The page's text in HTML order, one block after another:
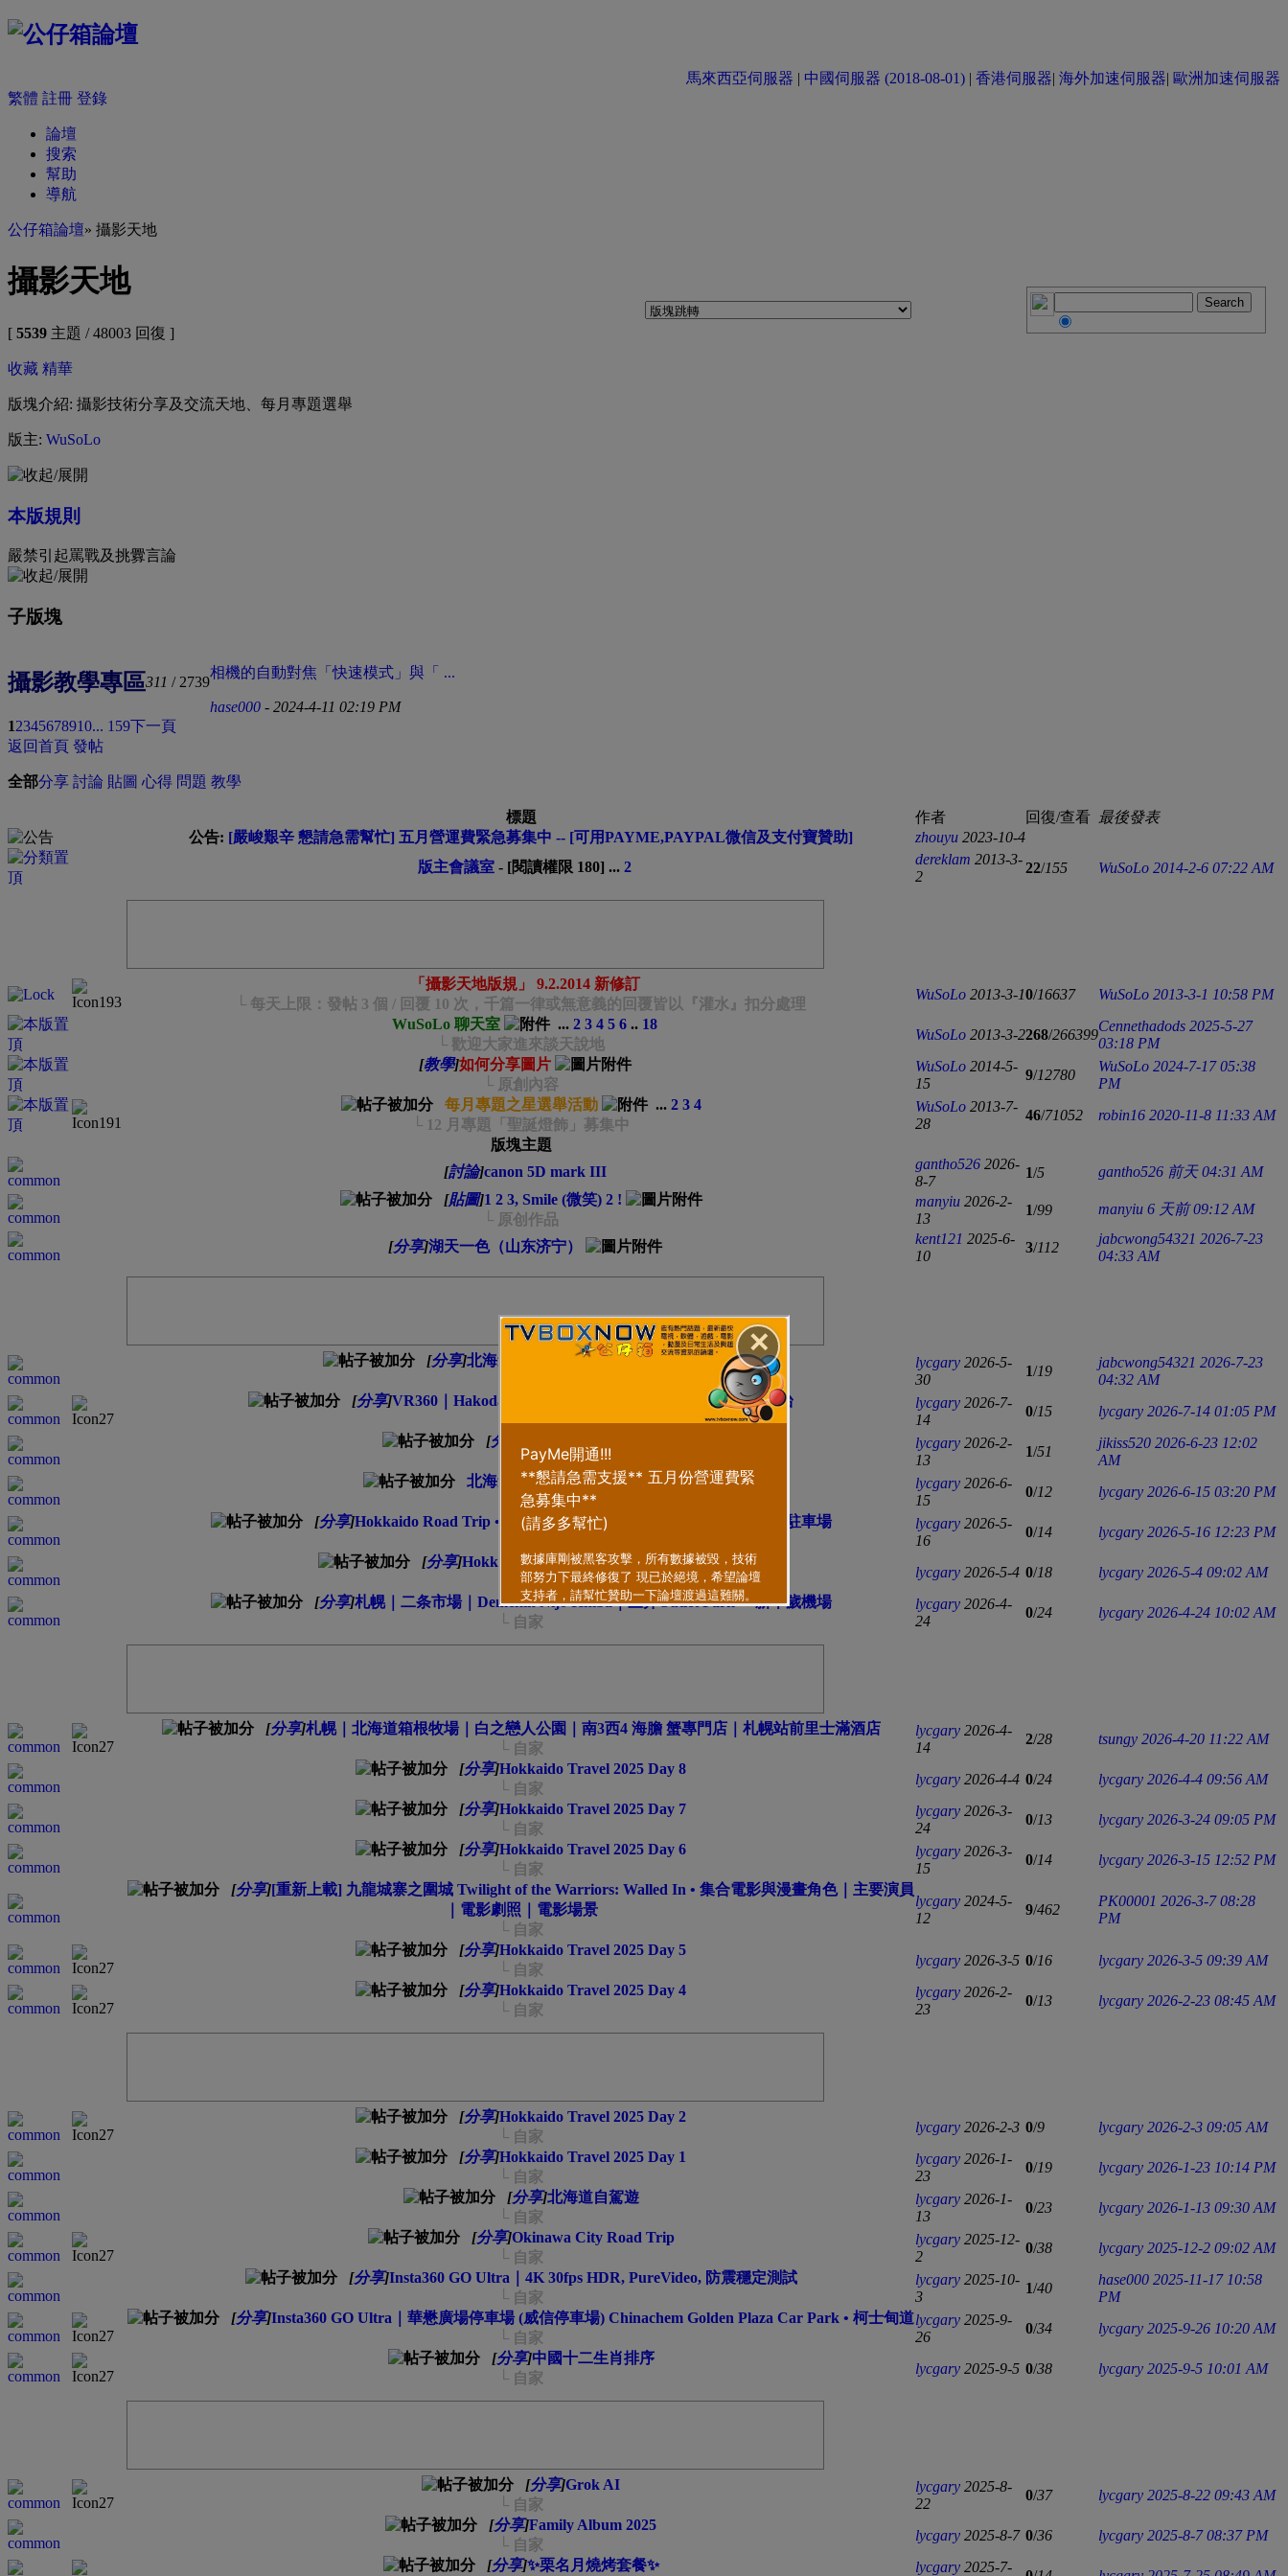
✕
馬來西亞伺服器 | 中國伺服器 (2018-08-01) | 香港伺服器| 海外加速伺服器| 歐洲加速伺服器
繁體 註冊 登錄
論壇
搜索
幫助
導航
公仔箱論壇» 攝影天地
攝影天地
[ 5539 主題 / 48003 回復 ]
收藏 精華
版塊介紹: 攝影技術分享及交流天地、每月專題選舉
版主: WuSoLo
本版規則
嚴禁引起罵戰及挑釁言論
子版塊
攝影教學專區311 / 2739
相機的自動對焦「快速模式」與「 ...
hase000 - 2024-4-11 02:19 PM
12345678910... 159下一頁
返回首頁 發帖
全部分享 討論 貼圖 心得 問題 教學
標題 作者 回復/查看 最後發表
公告: [嚴峻艱辛 懇請急需幫忙] 五月營運費緊急募集中 -- [可用PAYME,PAYPAL微信及支付寶贊助] zhouyu 2023-10-4
版主會議室 - [閱讀權限 180] ... 2 dereklam 2013-3-
2
22/155 WuSoLo 2014-2-6 07:22 AM
「攝影天地版規」 9.2.2014 新修訂
└ 每天上限：發帖 3 個 / 回覆 10 次，千篇一律或無意義的回覆皆以『灌水』扣分處理
WuSoLo 2013-3-10/16637 WuSoLo 2013-3-1 10:58 PM
WuSoLo 聊天室
... 2 3 4 5 6 .. 18
└ 歡迎大家進來談天說地
WuSoLo 2013-3-2268/266399
Cennethadods 2025-5-27
03:18 PM
[教學]如何分享圖片
└ 原創內容
WuSoLo 2014-5-
15
9/12780
WuSoLo 2024-7-17 05:38
PM
每月專題之星選舉活動
... 2 3 4
└ 12 月專題「聖誕燈飾」募集中
WuSoLo 2013-7-
28
46/71052 robin16 2020-11-8 11:33 AM
版塊主題
[討論]canon 5D mark III gantho526 2026-
8-7
1/5 gantho526 前天 04:31 AM
[貼圖]1 2 3, Smile (微笑) 2 !
└ 原创作品
manyiu 2026-2-
13
1/99 manyiu 6 天前 09:12 AM
[分享]湖天一色（山东济宁） kent121 2025-6-
10
3/112
jabcwong54321 2026-7-23
04:33 AM
[分享]北海道自駕遊｜114km 2小·時代0分鐘
lycgary 2026-5-
30
1/19
jabcwong54321 2026-7-23
04:32 AM
[分享]VR360｜Hakodate Night View 函館山の夜景 • 函館山觀景台
└ 自家
lycgary 2026-7-
14
0/15 lycgary 2026-7-14 01:05 PM
[分享
└ 自家
lycgary 2026-2-
13
1/51
jikiss520 2026-6-23 12:02
AM
北海道自駕遊 168km 3小時長駕
└ 自家
lycgary 2026-6-
15
0/12 lycgary 2026-6-15 03:20 PM
[分享]Hokkaido Road Trip • Y's Hotel 旭川站前 ➡ 旭山動物園正門第二駐車場
lycgary 2026-5-
16
0/14 lycgary 2026-5-16 12:23 PM
[分享]Hokkaido Travel 2025 behind the scenes
└ 自家
lycgary 2026-5-4 0/18 lycgary 2026-5-4 09:02 AM
[分享]札幌｜二条市場｜Demekin Nijo Ichiba｜三井Outlet Park ➡ 新千歲機場
└ 自家
lycgary 2026-4-
24
0/24 lycgary 2026-4-24 10:02 AM
[分享]札幌｜北海道箱根牧場｜白之戀人公園｜南3西4 海膽 蟹專門店｜札幌站前里士滿酒店
└ 自家
lycgary 2026-4-
14
2/28 tsungy 2026-4-20 11:22 AM
[分享]Hokkaido Travel 2025 Day 8
└ 自家
lycgary 2026-4-4 0/24 lycgary 2026-4-4 09:56 AM
[分享]Hokkaido Travel 2025 Day 7
└ 自家
lycgary 2026-3-
24
0/13 lycgary 2026-3-24 09:05 PM
[分享]Hokkaido Travel 2025 Day 6
└ 自家
lycgary 2026-3-
15
0/14 lycgary 2026-3-15 12:52 PM
[分享][重新上載] 九龍城寨之圍城 Twilight of the Warriors: Walled In • 集合電影與漫畫角色｜主要演員
｜電影劇照｜電影場景
└ 自家
lycgary 2024-5-
12
9/462
PK00001 2026-3-7 08:28
PM
[分享]Hokkaido Travel 2025 Day 5
└ 自家
lycgary 2026-3-5 0/16 lycgary 2026-3-5 09:39 AM
[分享]Hokkaido Travel 2025 Day 4
└ 自家
lycgary 2026-2-
23
0/13 lycgary 2026-2-23 08:45 AM
[分享]Hokkaido Travel 2025 Day 2
└ 自家
lycgary 2026-2-3 0/9 lycgary 2026-2-3 09:05 AM
[分享]Hokkaido Travel 2025 Day 1
└ 自家
lycgary 2026-1-
23
0/19 lycgary 2026-1-23 10:14 PM
[分享]北海道自駕遊
└ 自家
lycgary 2026-1-
13
0/23 lycgary 2026-1-13 09:30 AM
[分享]Okinawa City Road Trip
└ 自家
lycgary 2025-12-
2
0/38 lycgary 2025-12-2 09:02 AM
[分享]Insta360 GO Ultra｜4K 30fps HDR, PureVideo, 防震穩定測試
└ 自家
lycgary 2025-10-
3
1/40
hase000 2025-11-17 10:58
PM
[分享]Insta360 GO Ultra｜華懋廣場停車場 (威信停車場) Chinachem Golden Plaza Car Park • 柯士甸道
└ 自家
lycgary 2025-9-
26
0/34 lycgary 2025-9-26 10:20 AM
[分享]中國十二生肖排序
└ 自家
lycgary 2025-9-5 0/38 lycgary 2025-9-5 10:01 AM
[分享]Grok AI
└ 自家
lycgary 2025-8-
22
0/37 lycgary 2025-8-22 09:43 AM
[分享]Family Album 2025
└ 自家
lycgary 2025-8-7 0/36 lycgary 2025-8-7 08:37 PM
[分享]✨栗名月燒烤套餐✨ lycgary 2025-7-